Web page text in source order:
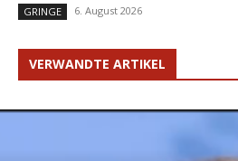
GRINGE 6. August 2026
VERWANDTE ARTIKEL